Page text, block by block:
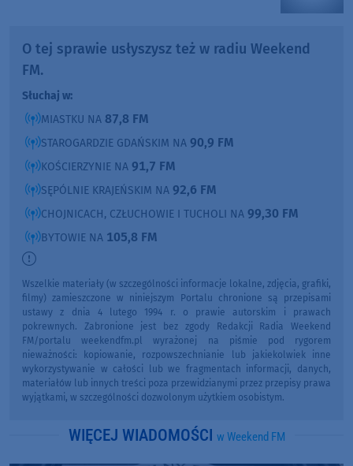
O tej sprawie usłyszysz też w radiu Weekend
FM.
Słuchaj w:
MIASTKU NA 87,8 FM
STAROGARDZIE GDAŃSKIM NA 90,9 FM
KOŚCIERZYNIE NA 91,7 FM
SĘPÓLNIE KRAJEŃSKIM NA 92,6 FM
CHOJNICACH, CZŁUCHOWIE I TUCHOLI NA 99,30 FM
BYTOWIE NA 105,8 FM
Wszelkie materiały (w szczególności informacje lokalne, zdjęcia, grafiki,
filmy) zamieszczone w niniejszym Portalu chronione są przepisami
ustawy z dnia 4 lutego 1994 r. o prawie autorskim i prawach
pokrewnych. Zabronione jest bez zgody Redakcji Radia Weekend
FM/portalu weekendfm.pl wyrażonej na piśmie pod rygorem
nieważności: kopiowanie, rozpowszechnianie lub jakiekolwiek inne
wykorzystywanie w całości lub we fragmentach informacji, danych,
materiałów lub innych treści poza przewidzianymi przez przepisy prawa
wyjątkami, w szczególności dozwolonym użytkiem osobistym.
WIĘCEJ WIADOMOŚCI w Weekend FM